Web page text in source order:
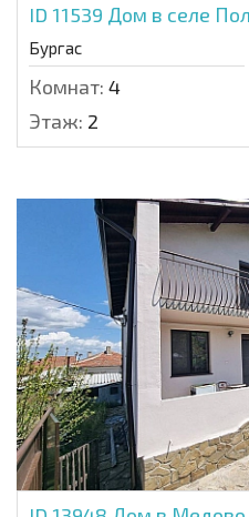
ID 11539 Дом в селе
Бургас
Комнат: 4
Этаж: 2